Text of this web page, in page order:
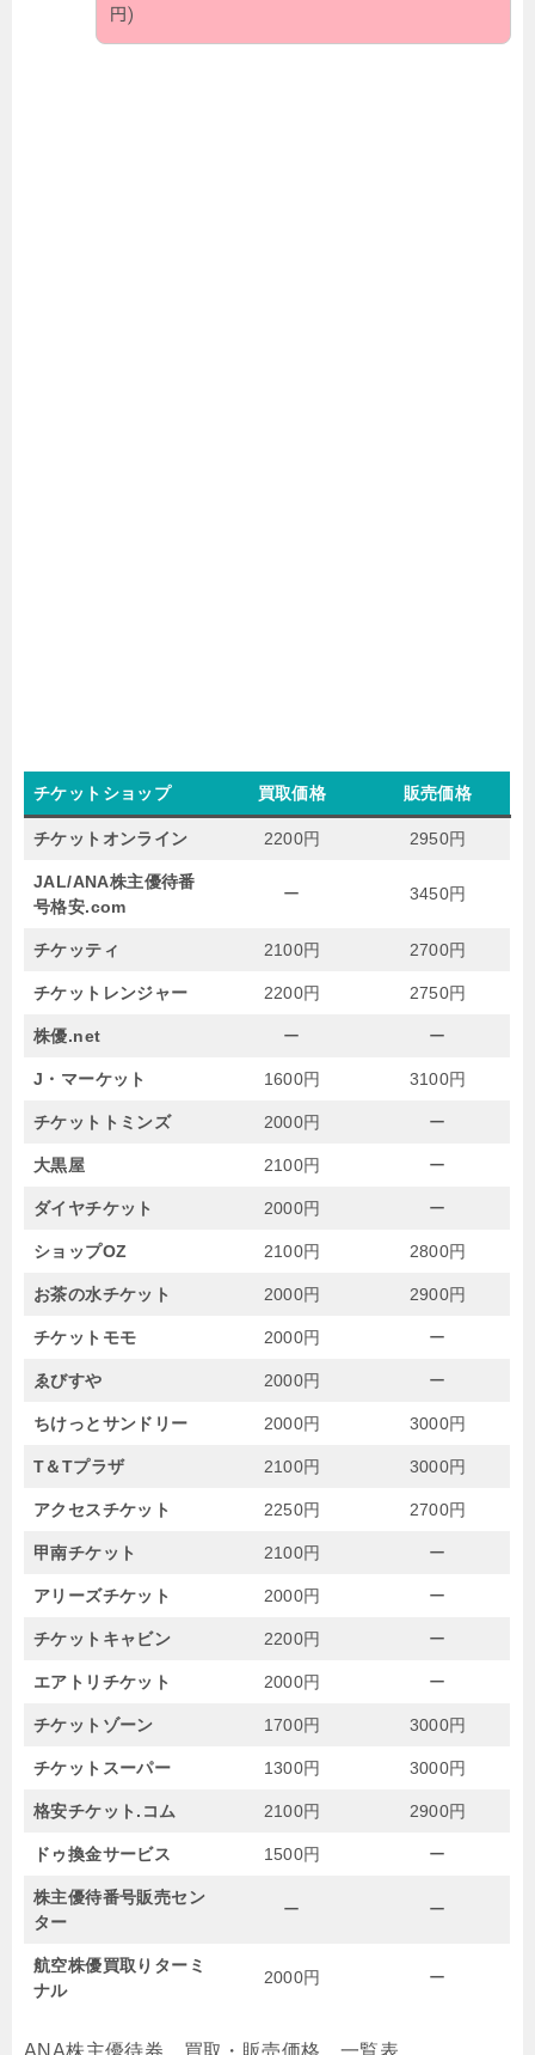
円)
チケットショップ 買取価格 販売価格
チケットオンライン 2200円 2950円
JAL/ANA株主優待番
号格安.com
ー 3450円
チケッティ 2100円 2700円
チケットレンジャー 2200円 2750円
株優.net ー ー
J・マーケット 1600円 3100円
チケットトミンズ 2000円 ー
大黒屋 2100円 ー
ダイヤチケット 2000円 ー
ショップOZ 2100円 2800円
お茶の水チケット 2000円 2900円
チケットモモ 2000円 ー
ゑびすや 2000円 ー
ちけっとサンドリー 2000円 3000円
T＆Tプラザ 2100円 3000円
アクセスチケット 2250円 2700円
甲南チケット 2100円 ー
アリーズチケット 2000円 ー
チケットキャビン 2200円 ー
エアトリチケット 2000円 ー
チケットゾーン 1700円 3000円
チケットスーパー 1300円 3000円
格安チケット.コム 2100円 2900円
ドゥ換金サービス 1500円 ー
株主優待番号販売セン
ター
ー ー
航空株優買取りターミ
ナル
2000円 ー
ANA株主優待券 買取・販売価格 一覧表